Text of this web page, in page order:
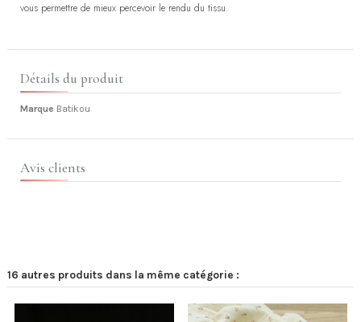
vous permettre de mieux percevoir le rendu du tissu.
Détails du produit
Marque Batikou
Avis clients
16 autres produits dans la même catégorie :